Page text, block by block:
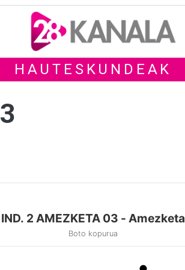
HAUTESKUNDEAK
IND. 2 AMEZKETA 03 - Amezketa
Boto kopurua